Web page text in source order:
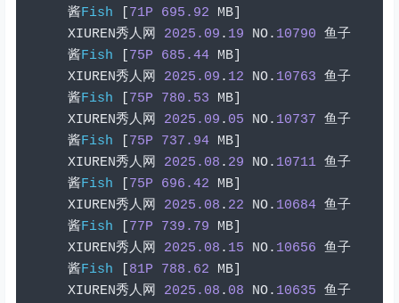
酱Fish 71P 695.92 MB]
XIUREN秀人网 2025.09 . 19 NO. 10790 鱼子
酱Fish 75P 685.44 MB]
XIUREN秀人网 2025.09 . 12 NO. 10763 鱼子
酱Fish 75P 780.53 MB]
XIUREN秀人网 2025.09 . 05 NO. 10737 鱼子
酱Fish 75P 737.94 MB]
XIUREN秀人网 2025.08 . 29 NO. 10711 鱼子
酱Fish 75P 696.42 MB]
XIUREN秀人网 2025.08 . 22 NO. 10684 鱼子
酱Fish 77P 739.79 MB]
XIUREN秀人网 2025.08 . 15 NO. 10656 鱼子
酱Fish 81P 788.62 MB]
XIUREN秀人网 2025.08 . 08 NO. 10635 鱼子